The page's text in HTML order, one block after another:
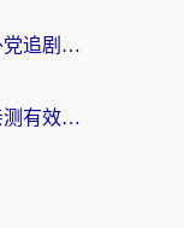
优酷缓存视频国外能看吗？海外党追剧看片的终极解决方案来了
海外怎么看优酷视频？留学生亲测有效的回国加速器选择指南